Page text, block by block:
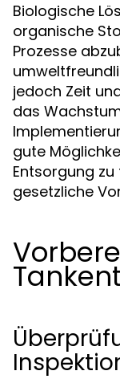
Biologische
organische
Prozesse
jedoch Zeit
das
gute
Entsorgung
gesetzliche